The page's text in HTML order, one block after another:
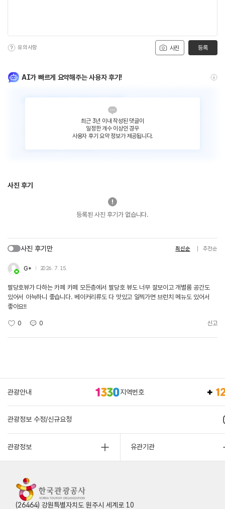
사진
유의사항 등록
AI가 빠르게 요약해주는 사용자 후기!
최근 3년 이내 작성된 댓글이
일정한 개수 이상인 경우
사용자 후기 요약 정보가 제공됩니다.
사진 후기
등록된 사진 후기가 없습니다.
사진 후기만 최신순 추천순
G* 2026. 7. 15.
팔당호뷰가 다하는 카페 카페 모든층에서 팔당호 뷰도 너무 잘보이고 개별룸 공간도
있어서 아늑하니 좋습니다. 베이커리류도 다 맛있고 일찍가면 브런치 메뉴도 있어서
좋아요!!
0 0 신고
관광안내 지역번호
관광정보 수정/신규요청
관광정보 유관기관
(26464) 강원특별자치도 원주시 세계로 10